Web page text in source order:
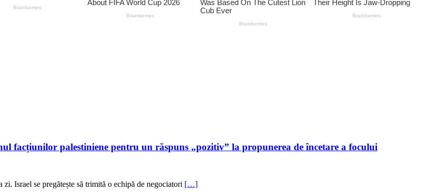
facțiunilor palestiniene pentru un răspuns „pozitiv” la propunerea de încetare a focului
Israel se pregătește să trimită o echipă de negociatori […]